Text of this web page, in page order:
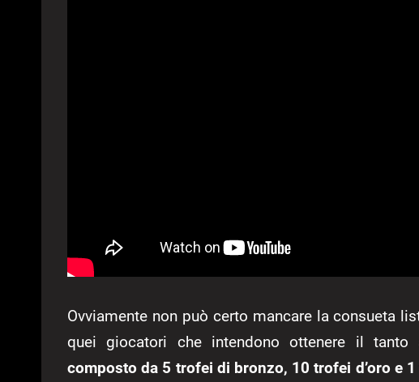
Ovviamente non può certo mancare la consueta
quei giocatori che intendono ottenere il
composto da 5 trofei di bronzo, 10 trofei d’oro e